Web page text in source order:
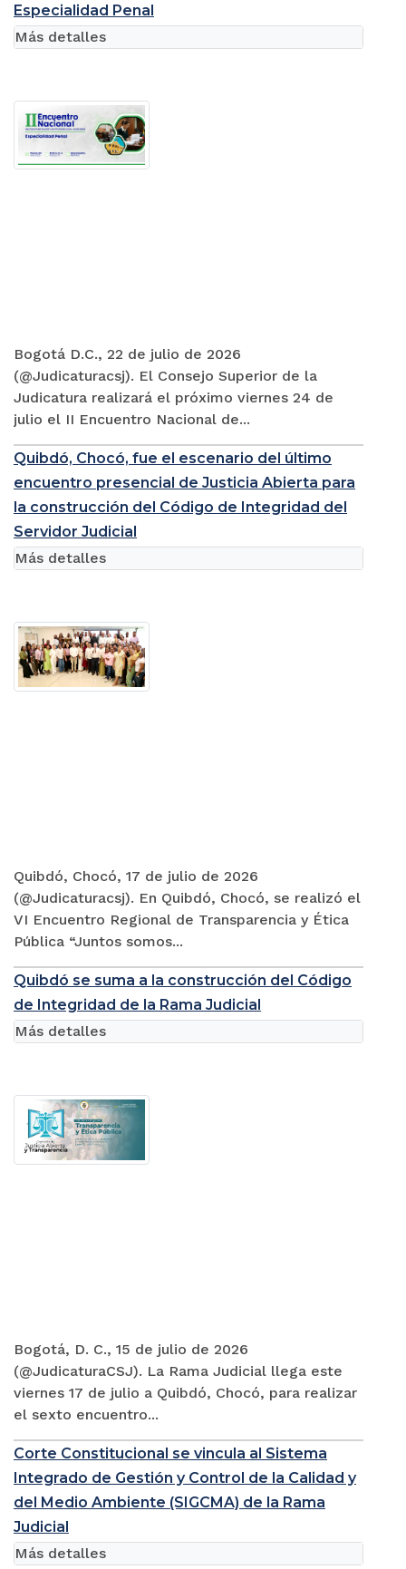
Especialidad Penal
Bogotá D.C., 22 de julio de 2026
(@Judicaturacsj). El Consejo Superior de la
Judicatura realizará el próximo viernes 24 de
julio el II Encuentro Nacional de...
Más detalles
Quibdó, Chocó, fue el escenario del último
encuentro presencial de Justicia Abierta para
la construcción del Código de Integridad del
Servidor Judicial
Quibdó, Chocó, 17 de julio de 2026
(@Judicaturacsj). En Quibdó, Chocó, se realizó el
VI Encuentro Regional de Transparencia y Ética
Pública “Juntos somos...
Más detalles
Quibdó se suma a la construcción del Código
de Integridad de la Rama Judicial
Bogotá, D. C., 15 de julio de 2026
(@JudicaturaCSJ). La Rama Judicial llega este
viernes 17 de julio a Quibdó, Chocó, para realizar
el sexto encuentro...
Más detalles
Corte Constitucional se vincula al Sistema
Integrado de Gestión y Control de la Calidad y
del Medio Ambiente (SIGCMA) de la Rama
Judicial
Más detalles